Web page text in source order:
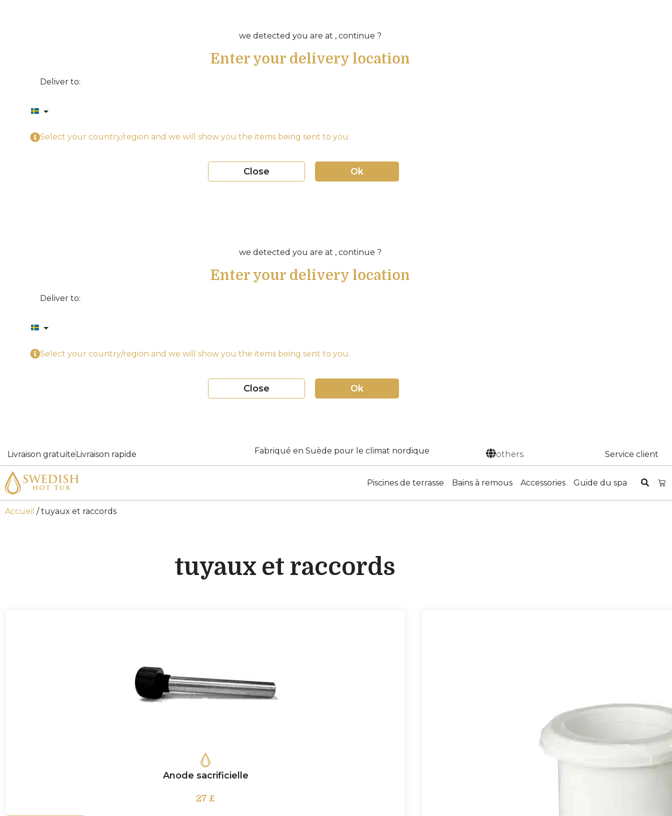
we detected you are at , continue ?
Enter your delivery location
Deliver to:
Select your country/region and we will show you the items being sent to you.
Close Ok
we detected you are at , continue ?
Enter your delivery location
Deliver to:
Select your country/region and we will show you the items being sent to you.
Close Ok
Livraison gratuiteLivraison rapide Fabriqué en Suède pour le climat nordique others Service client
Piscines de terrasse Bains à remous Accessories Guide du spa
Accueil / tuyaux et raccords
tuyaux et raccords
Anode sacrificielle
27 £